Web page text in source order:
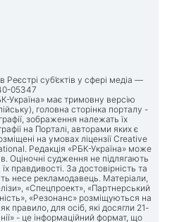
Реєстрі суб’єктів у сфері медіа —
05347
Україна» має тримовну версію
головна сторінка порталу -
зображення належать їх
на Порталі, авторами яких є
на умовах ліцензії Creative
Редакція «РБК-Україна» може
Оціночні судження не підлягають
правдивості. За достовірність та
несе рекламодавець. Матеріали,
«Спецпроект», «Партнерський
«Резонанс» розміщуються на
правило, для осіб, які досягли 21-
- це інформаційний формат, що